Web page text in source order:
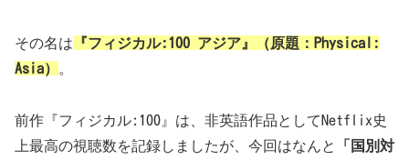
その名は 『フィジカル:100 アジア』（原題：Physical:
Asia）
前作『フィジカル:100』は、非英語作品としてNetflix史
上最高の視聴数を記録しましたが、今回はなんと
「国別対